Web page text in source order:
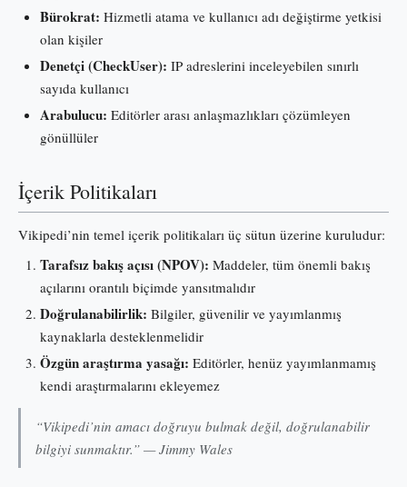
Bürokrat: Hizmetli atama ve kullanıcı adı değiştirme yetkisi
olan kişiler
Denetçi (CheckUser): IP adreslerini inceleyebilen sınırlı
sayıda kullanıcı
Arabulucu: Editörler arası anlaşmazlıkları çözümleyen
gönüllüler
İçerik Politikaları
Vikipedi’nin temel içerik politikaları üç sütun üzerine kuruludur:
Tarafsız bakış açısı (NPOV): Maddeler, tüm önemli bakış
açılarını orantılı biçimde yansıtmalıdır
Doğrulanabilirlik: Bilgiler, güvenilir ve yayımlanmış
kaynaklarla desteklenmelidir
Özgün araştırma yasağı: Editörler, henüz yayımlanmamış
kendi araştırmalarını ekleyemez
“Vikipedi’nin amacı doğruyu bulmak değil, doğrulanabilir
bilgiyi sunmaktır.” — Jimmy Wales